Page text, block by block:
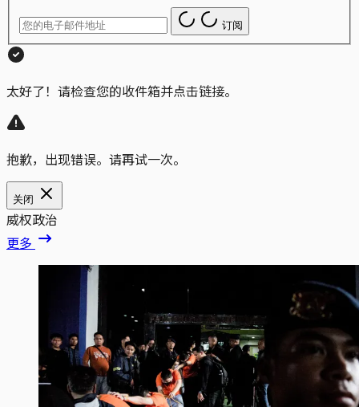
订阅
太好了！请检查您的收件箱并点击链接。
抱歉，出现错误。请再试一次。
关闭
威权政治
更多